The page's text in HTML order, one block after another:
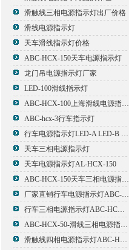
滑触线三相电源指示灯出厂价格
滑线电源指示灯
天车滑线指示灯价格
ABC-HCX-150天车电源指示灯
龙门吊电源指示灯厂家
LED-100滑线指示灯
ABC-HCX-100上海滑线电源指示灯厂家
ABC-hcx-3行车指示灯
行车电源指示灯LED-A LED-B LED-C
天车三相电源指示灯
天车电源指示灯AL-HCX-150
ABC-HCX-150天车三相电源指示灯出厂价格
厂家直销行车电源指示灯ABC-HCX-150
行车三相电源指示灯ABC-HCX-150
ABC-HCX-50-滑线三相电源指示灯厂家
滑触线四相电源指示灯ABC-HCX-100/4